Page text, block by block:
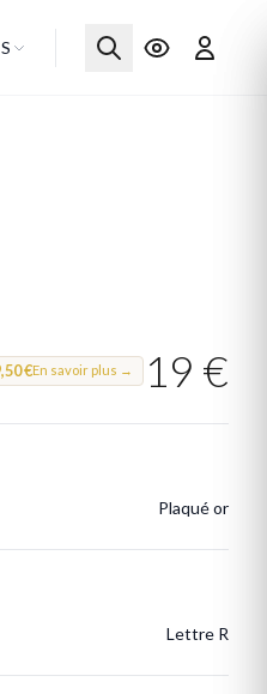
€En savoir plus → 19 €
Plaqué or
Lettre R